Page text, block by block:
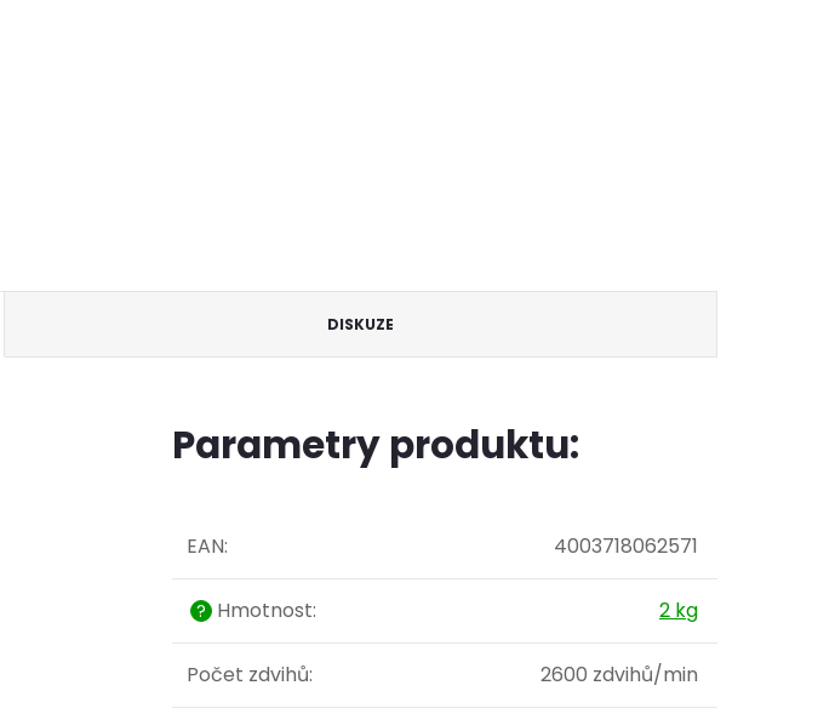
DISKUZE
Parametry produktu:
EAN: 4003718062571
? Hmotnost: 2 kg
Počet zdvihů: 2600 zdvihů/min